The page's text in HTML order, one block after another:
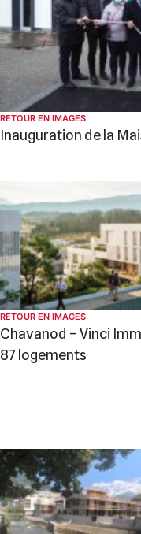
RETOUR EN IMAGES
Inauguration de la
RETOUR EN IMAGES
Chavanod – Vinci
87 logements